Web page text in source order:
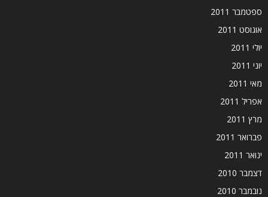
ספטמבר 2011
אוגוסט 2011
יולי 2011
יוני 2011
מאי 2011
אפריל 2011
מרץ 2011
פברואר 2011
ינואר 2011
דצמבר 2010
נובמבר 2010